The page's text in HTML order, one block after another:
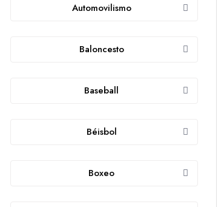
Automovilismo
Baloncesto
Baseball
Béisbol
Boxeo